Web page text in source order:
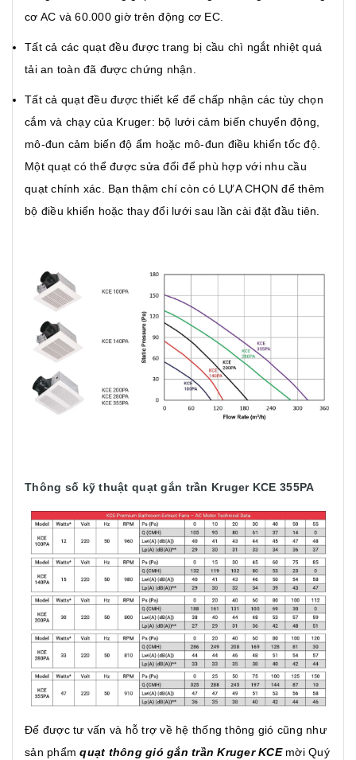
cơ AC và 60.000 giờ trên động cơ EC.
Tất cả các quạt đều được trang bị cầu chì ngắt nhiệt quá
tải an toàn đã được chứng nhận.
Tất cả quạt đều được thiết kế để chấp nhận các tùy chọn
cắm và chạy của Kruger: bộ lưới cảm biến chuyển động,
mô-đun cảm biến độ ẩm hoặc mô-đun điều khiển tốc độ.
Một quạt có thể được sửa đổi để phù hợp với nhu cầu
quạt chính xác. Bạn thậm chí còn có LỰA CHỌN để thêm
bộ điều khiển hoặc thay đổi lưới sau lần cài đặt đầu tiên.
Thông số kỹ thuật quạt gắn trần Kruger KCE 355PA
Để được tư vấn và hỗ trợ về hệ thống thông gió cũng như
sản phẩmquạt thông gió gắn trần Kruger KCEmời Quý